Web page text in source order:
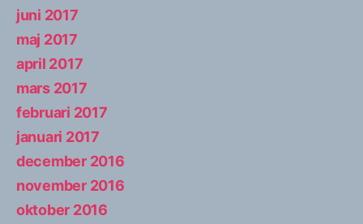
juni 2017
maj 2017
april 2017
mars 2017
februari 2017
januari 2017
december 2016
november 2016
oktober 2016